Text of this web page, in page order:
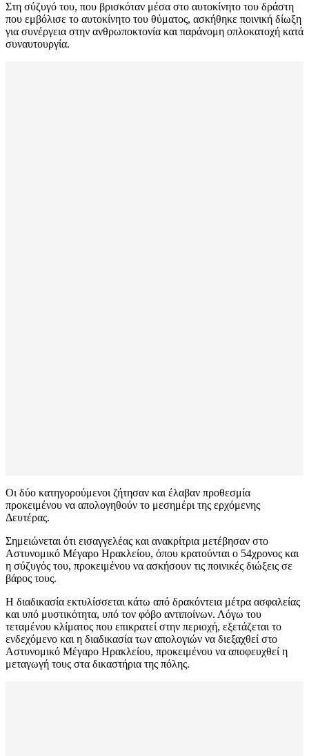
Στη σύζυγό του, που βρισκόταν μέσα στο αυτοκίνητο του δράστη
που εμβόλισε το αυτοκίνητο του θύματος, ασκήθηκε ποινική δίωξη
για συνέργεια στην ανθρωποκτονία και παράνομη οπλοκατοχή κατά
συναυτουργία.
Οι δύο κατηγορούμενοι ζήτησαν και έλαβαν προθεσμία
προκειμένου να απολογηθούν το μεσημέρι της ερχόμενης
Δευτέρας.
Σημειώνεται ότι εισαγγελέας και ανακρίτρια μετέβησαν στο
Αστυνομικό Μέγαρο Ηρακλείου, όπου κρατούνται ο 54χρονος και
η σύζυγός του, προκειμένου να ασκήσουν τις ποινικές διώξεις σε
βάρος τους.
Η διαδικασία εκτυλίσσεται κάτω από δρακόντεια μέτρα ασφαλείας
και υπό μυστικότητα, υπό τον φόβο αντιποίνων. Λόγω του
τεταμένου κλίματος που επικρατεί στην περιοχή, εξετάζεται το
ενδεχόμενο και η διαδικασία των απολογιών να διεξαχθεί στο
Αστυνομικό Μέγαρο Ηρακλείου, προκειμένου να αποφευχθεί η
μεταγωγή τους στα δικαστήρια της πόλης.